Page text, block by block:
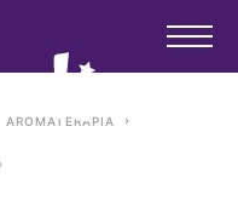
AROMATERAPIA